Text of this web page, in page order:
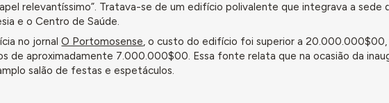
relevantíssimo”. Tratava-se de um edifício polivalente que integrava a sede
e o Centro de Saúde.
no jornalO Portomosense, o custo do edifício foi superior a
de aproximadamente 7.000.000$00. Essa fonte relata que na ocasião da
salão de festas e espetáculos.